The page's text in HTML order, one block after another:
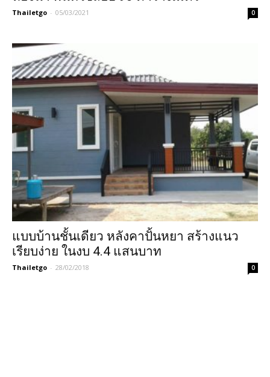
Thailetgo - 05/03/2021 0
แบบบ้านชั้นเดียว หลังคาปั้นหยา สร้างแนว
เรียบง่าย ในงบ 4.4 แสนบาท
Thailetgo - 28/02/2018 0